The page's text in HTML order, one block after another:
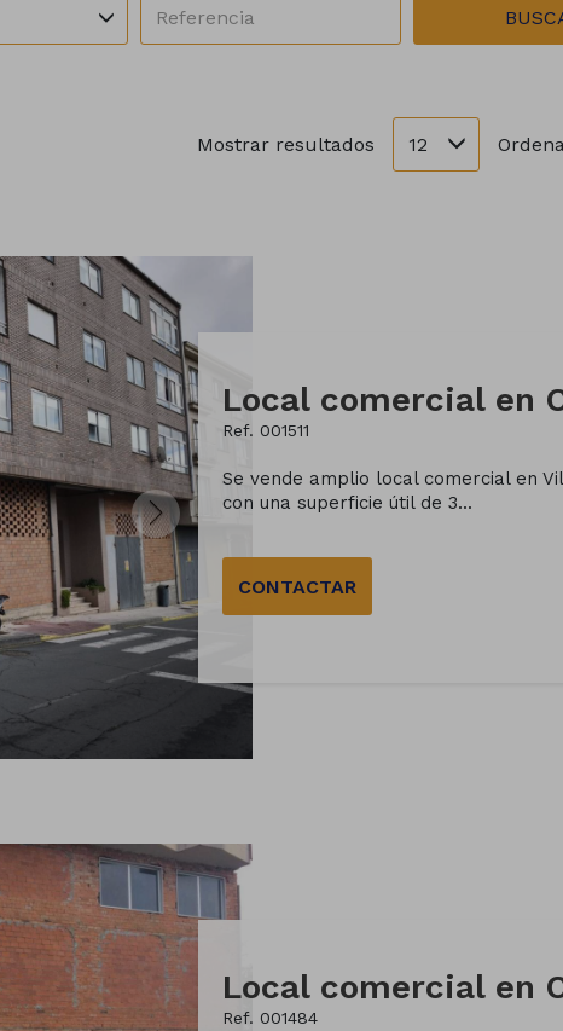
Mostrar resultados 12
Ref. 001511
Se vende amplio local comercial en
con una superficie útil de 3...
CONTACTAR
Ref. 001484